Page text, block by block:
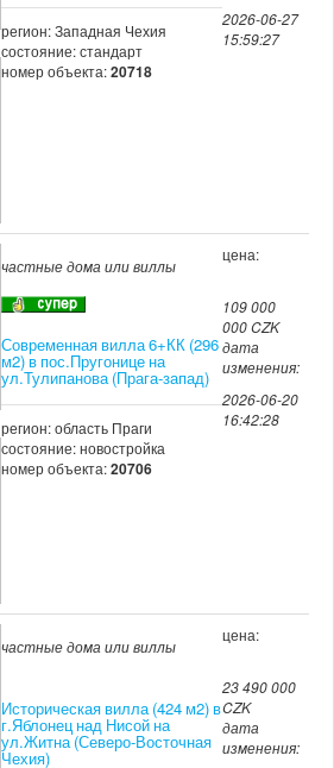
регион: Западная Чехия
состояние: стандарт
номер объекта:20718
2026-06-27
15:59:27
частные дома или виллы
Современная вилла 6+КК (296
м2) в пос.Пругонице на
ул.Тулипанова (Прага-запад)
регион: область Праги
состояние: новостройка
номер объекта:20706
цена:
109 000
000 CZK
дата
изменения:
2026-06-20
16:42:28
частные дома или виллы
Историческая вилла (424 м2) в
г.Яблонец над Нисой на
ул.Житна (Северо-Восточная
Чехия)
цена:
23 490 000
CZK
дата
изменения: